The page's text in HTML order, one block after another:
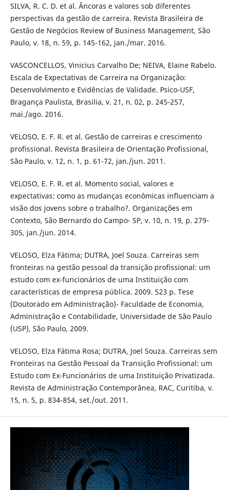
SILVA, R. C. D. et al. Âncoras e valores sob diferentes
perspectivas da gestão de carreira. Revista Brasileira de
Gestão de Negócios Review of Business Management, São
Paulo, v. 18, n. 59, p. 145-162, jan./mar. 2016.
VASCONCELLOS, Vinicius Carvalho De; NEIVA, Elaine Rabelo.
Escala de Expectativas de Carreira na Organização:
Desenvolvimento e Evidências de Validade. Psico-USF,
Bragança Paulista, Brasilia, v. 21, n. 02, p. 245-257,
mai./ago. 2016.
VELOSO, E. F. R. et al. Gestão de carreiras e crescimento
profissional. Revista Brasileira de Orientação Profissional,
São Paulo, v. 12, n. 1, p. 61-72, jan./jun. 2011.
VELOSO, E. F. R. et al. Momento social, valores e
expectativas: como as mudanças econômicas influenciam a
visão dos jovens sobre o trabalho?. Organizações em
Contexto, São Bernardo do Campo- SP, v. 10, n. 19, p. 279-
305, jan./jun. 2014.
VELOSO, Elza Fátima; DUTRA, Joel Souza. Carreiras sem
fronteiras na gestão pessoal da transição profissional: um
estudo com ex-funcionários de uma Instituição com
características de empresa pública. 2009. 523 p. Tese
(Doutorado em Administração)- Faculdade de Economia,
Administração e Contabilidade, Universidade de São Paulo
(USP), São Paulo, 2009.
VELOSO, Elza Fátima Rosa; DUTRA, Joel Souza. Carreiras sem
Fronteiras na Gestão Pessoal da Transição Profissional: um
Estudo com Ex-Funcionários de uma Instituição Privatizada.
Revista de Administração Contemporânea, RAC, Curitiba, v.
15, n. 5, p. 834-854, set./out. 2011.